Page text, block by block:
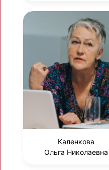
Каленкова
Ольга Николаевна